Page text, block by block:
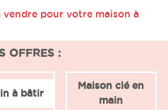
pour votre maison à
OFFRES :
à bâtir
Maison clé en
main